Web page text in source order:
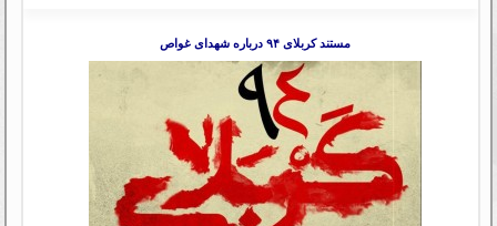
مستند کربلای ۹۴ درباره شهدای غواص